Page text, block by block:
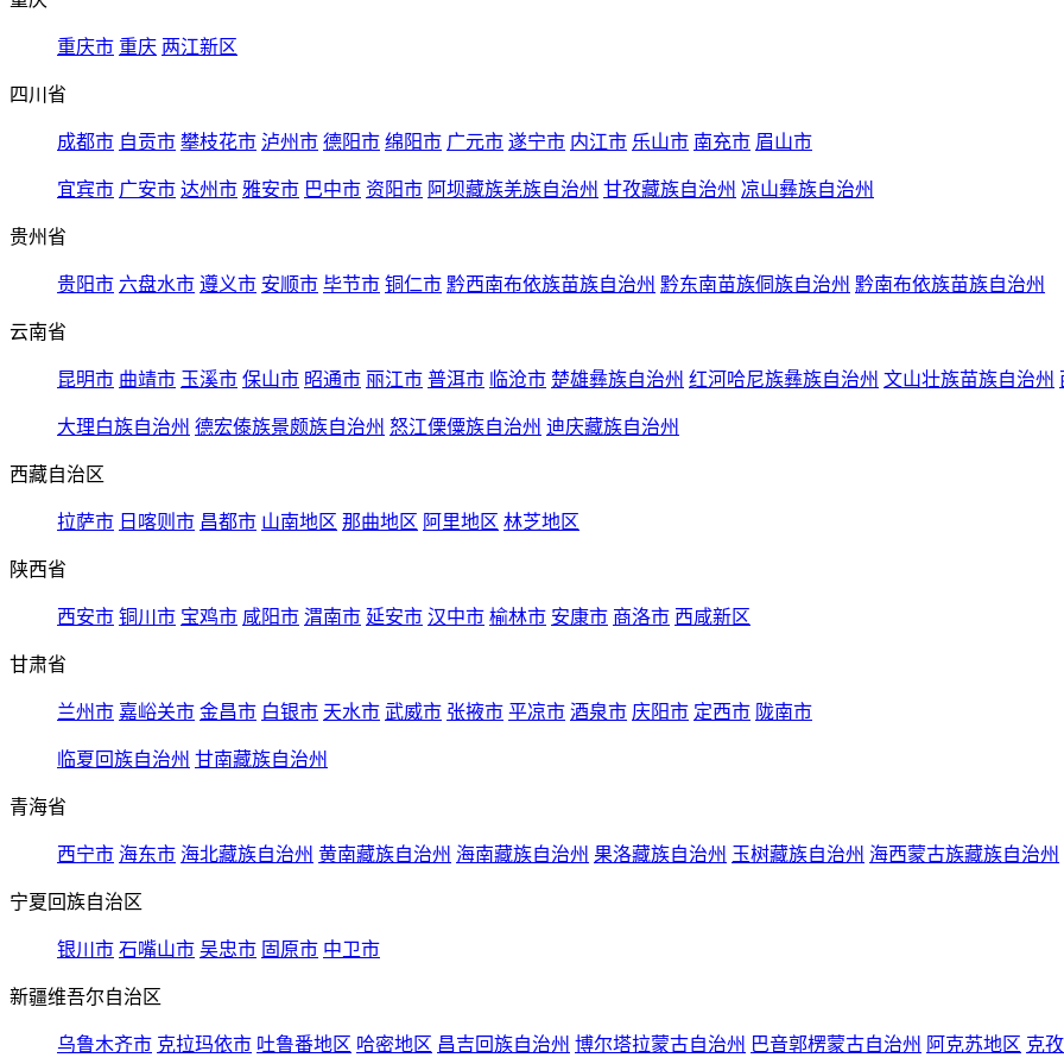
重庆市 重庆 两江新区
四川省
成都市 自贡市 攀枝花市 泸州市 德阳市 绵阳市 广元市 遂宁市 内江市 乐山市 南充市 眉山市
宜宾市 广安市 达州市 雅安市 巴中市 资阳市 阿坝藏族羌族自治州 甘孜藏族自治州 凉山彝族自治州
贵州省
贵阳市 六盘水市 遵义市 安顺市 毕节市 铜仁市 黔西南布依族苗族自治州 黔东南苗族侗族自治州 黔南布依族苗族自治州
云南省
昆明市 曲靖市 玉溪市 保山市 昭通市 丽江市 普洱市 临沧市 楚雄彝族自治州 红河哈尼族彝族自治州 文山壮族苗族自治州
大理白族自治州 德宏傣族景颇族自治州 怒江傈僳族自治州 迪庆藏族自治州
西藏自治区
拉萨市 日喀则市 昌都市 山南地区 那曲地区 阿里地区 林芝地区
陕西省
西安市 铜川市 宝鸡市 咸阳市 渭南市 延安市 汉中市 榆林市 安康市 商洛市 西咸新区
甘肃省
兰州市 嘉峪关市 金昌市 白银市 天水市 武威市 张掖市 平凉市 酒泉市 庆阳市 定西市 陇南市
临夏回族自治州 甘南藏族自治州
青海省
西宁市 海东市 海北藏族自治州 黄南藏族自治州 海南藏族自治州 果洛藏族自治州 玉树藏族自治州 海西蒙古族藏族自治州
宁夏回族自治区
银川市 石嘴山市 吴忠市 固原市 中卫市
新疆维吾尔自治区
乌鲁木齐市 克拉玛依市 吐鲁番地区 哈密地区 昌吉回族自治州 博尔塔拉蒙古自治州 巴音郭楞蒙古自治州 阿克苏地区 克